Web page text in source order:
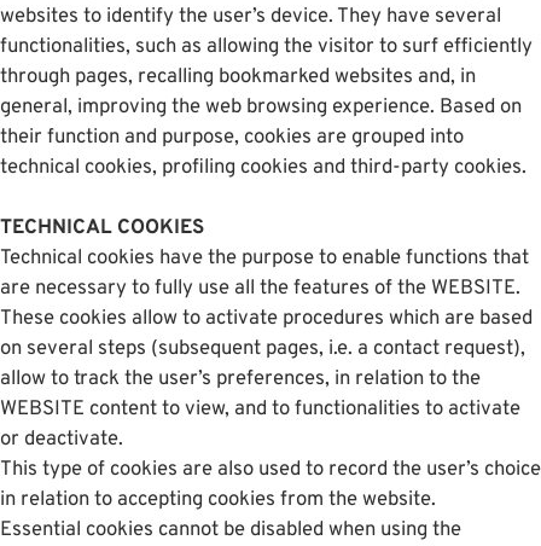
websites to identify the user’s device. They have several
functionalities, such as allowing the visitor to surf efficiently
through pages, recalling bookmarked websites and, in
general, improving the web browsing experience. Based on
their function and purpose, cookies are grouped into
technical cookies, profiling cookies and third-party cookies.
TECHNICAL COOKIES
Technical cookies have the purpose to enable functions that
are necessary to fully use all the features of the WEBSITE.
These cookies allow to activate procedures which are based
on several steps (subsequent pages, i.e. a contact request),
allow to track the user’s preferences, in relation to the
WEBSITE content to view, and to functionalities to activate
or deactivate.
This type of cookies are also used to record the user’s choice
in relation to accepting cookies from the website.
Essential cookies cannot be disabled when using the